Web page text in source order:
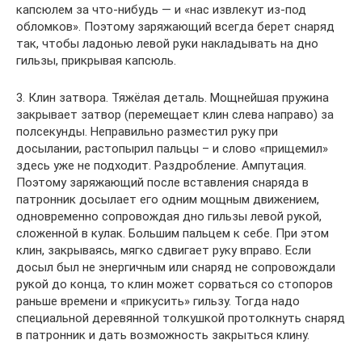
капсюлем за что-нибудь — и «нас извлекут из-под
обломков». Поэтому заряжающий всегда берет снаряд
так, чтобы ладонью левой руки накладывать на дно
гильзы, прикрывая капсюль.
3. Клин затвора. Тяжёлая деталь. Мощнейшая пружина
закрывает затвор (перемещает клин слева направо) за
полсекунды. Неправильно разместил руку при
досылании, растопырил пальцы – и слово «прищемил»
здесь уже не подходит. Раздробление. Ампутация.
Поэтому заряжающий после вставления снаряда в
патронник досылает его одним мощным движением,
одновременно сопровождая дно гильзы левой рукой,
сложенной в кулак. Большим пальцем к себе. При этом
клин, закрываясь, мягко сдвигает руку вправо. Если
досыл был не энергичным или снаряд не сопровождали
рукой до конца, то клин может сорваться со стопоров
раньше времени и «прикусить» гильзу. Тогда надо
специальной деревянной толкушкой протолкнуть снаряд
в патронник и дать возможность закрыться клину.